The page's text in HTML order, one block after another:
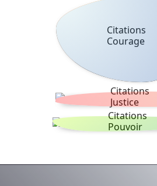
Citations
Courage
Citations
Justice
Citations
Pouvoir